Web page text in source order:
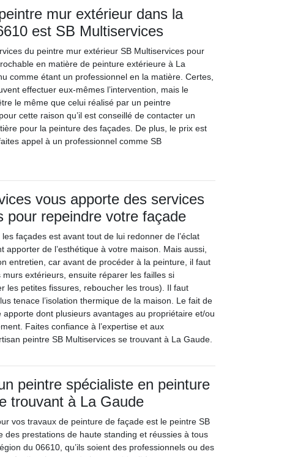
mur extérieur dans la
est SB Multiservices
du peintre mur extérieur SB Multiservices pour
en matière de peinture extérieure à La
comme étant un professionnel en la matière. Certes,
effectuer eux-mêmes l’intervention, mais le
le même que celui réalisé par un peintre
cette raison qu’il est conseillé de contacter un
pour la peinture des façades. De plus, le prix est
appel à un professionnel comme SB
vous apporte des services
pour repeindre votre façade
façades est avant tout de lui redonner de l’éclat
apporter de l’esthétique à votre maison. Mais aussi,
entretien, car avant de procéder à la peinture, il faut
murs extérieurs, ensuite réparer les failles si
les petites fissures, reboucher les trous). Il faut
tenace l’isolation thermique de la maison. Le fait de
apporte dont plusieurs avantages au propriétaire et/ou
Faites confiance à l’expertise et aux
peintre SB Multiservices se trouvant à La Gaude.
peintre spécialiste en peinture
trouvant à La Gaude
vos travaux de peinture de façade est le peintre SB
des prestations de haute standing et réussies à tous
du 06610, qu’ils soient des professionnels ou des